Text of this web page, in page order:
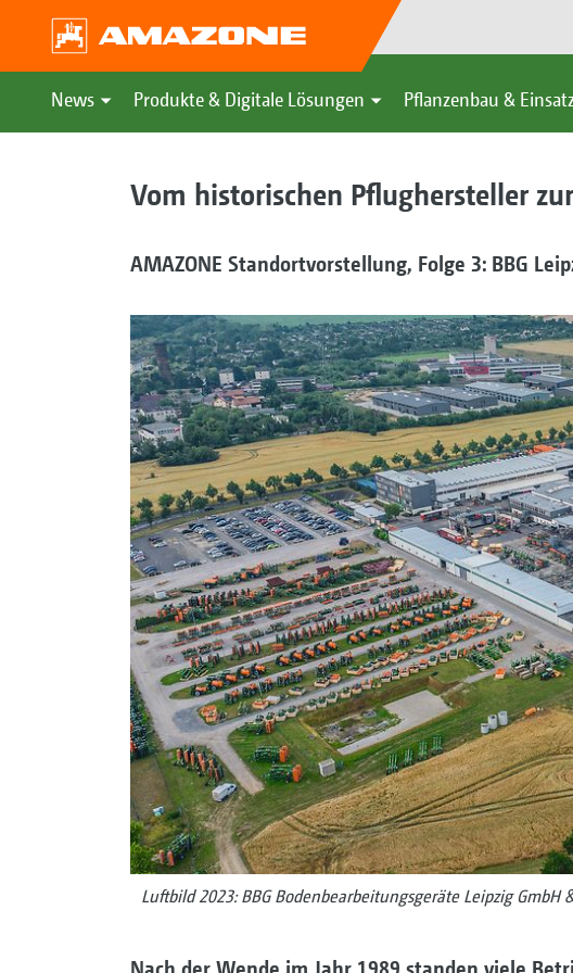
News Produkte & Digitale Lösungen Pflanzenbau &
Vom historischen Pflughersteller
AMAZONE Standortvorstellung, Folge 3: BBG
Luftbild 2023: BBG Bodenbearbeitungsgeräte Leipzig GmbH